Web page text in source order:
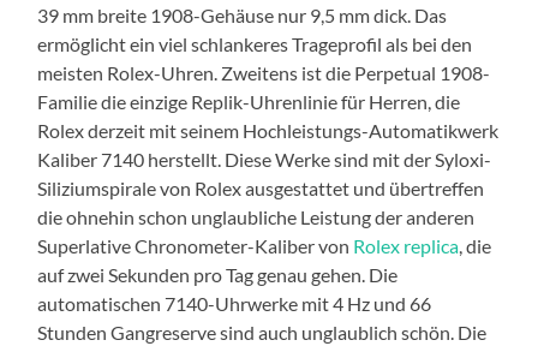
39 mm breite 1908-Gehäuse nur 9,5 mm dick. Das
ermöglicht ein viel schlankeres Trageprofil als bei den
meisten Rolex-Uhren. Zweitens ist die Perpetual 1908-
Familie die einzige Replik-Uhrenlinie für Herren, die
Rolex derzeit mit seinem Hochleistungs-Automatikwerk
Kaliber 7140 herstellt. Diese Werke sind mit der Syloxi-
Siliziumspirale von Rolex ausgestattet und übertreffen
die ohnehin schon unglaubliche Leistung der anderen
Superlative Chronometer-Kaliber von Rolex replica, die
auf zwei Sekunden pro Tag genau gehen. Die
automatischen 7140-Uhrwerke mit 4 Hz und 66
Stunden Gangreserve sind auch unglaublich schön. Die